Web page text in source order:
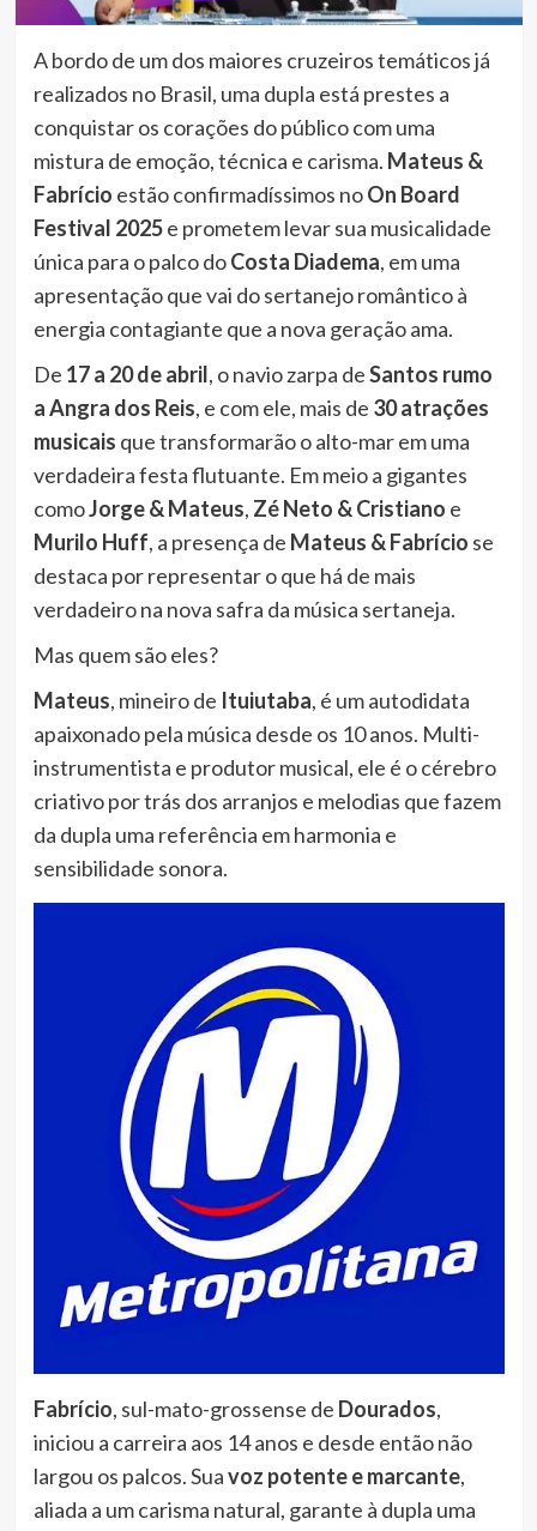
A bordo de um dos maiores cruzeiros temáticos já
realizados no Brasil, uma dupla está prestes a
conquistar os corações do público com uma
mistura de emoção, técnica e carisma. Mateus &
Fabrício estão confirmadíssimos noOn Board
Festival 2025e prometem levar sua musicalidade
única para o palco doCosta Diadema, em uma
apresentação que vai do sertanejo romântico à
energia contagiante que a nova geração ama.
De 17 a 20 de abril, o navio zarpa deSantos rumo
a Angra dos Reis, e com ele, mais de 30 atrações
musicais que transformarão o alto-mar em uma
verdadeira festa flutuante. Em meio a gigantes
comoJorge & Mateus, Zé Neto & Cristiano e
Murilo Huff, a presença de Mateus & Fabrício se
destaca por representar o que há de mais
verdadeiro na nova safra da música sertaneja.
Mas quem são eles?
Mateus, mineiro de Ituiutaba, é um autodidata
apaixonado pela música desde os 10 anos. Multi-
instrumentista e produtor musical, ele é o cérebro
criativo por trás dos arranjos e melodias que fazem
da dupla uma referência em harmonia e
sensibilidade sonora.
Fabrício, sul-mato-grossense de Dourados,
iniciou a carreira aos 14 anos e desde então não
largou os palcos. Suavoz potente e marcante,
aliada a um carisma natural, garante à dupla uma